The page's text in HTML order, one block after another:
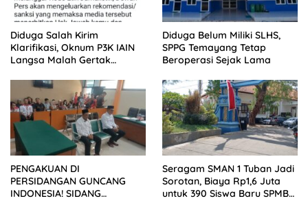
Diduga Salah Kirim
Klarifikasi, Oknum P3K IAIN
Langsa Malah Gertak
Diduga Belum Miliki SLHS,
SPPG Temayang Tetap
Beroperasi Sejak Lama
PENGAKUAN DI
PERSIDANGAN GUNCANG
INDONESIA! SIDANG
Seragam SMAN 1 Tuban Jadi
Sorotan, Biaya Rp1,6 Juta
untuk 390 Siswa Baru SPMB